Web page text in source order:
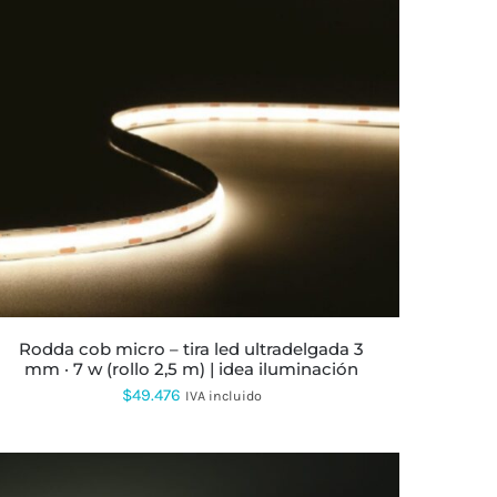
ESTE
PRODUCTO
TIENE
MÚLTIPLES
VARIANTES.
LAS
OPCIONES
SE
PUEDEN
PÁGINA
DE
PRODUCTO
rodda cob micro – tira led ultradelgada 3
mm · 7 w (rollo 2,5 m) | idea iluminación
$49.476 IVA incluido